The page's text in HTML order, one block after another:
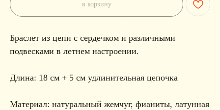
в корзину
Браслет из цепи с сердечком и различными
подвесками в летнем настроении.
Длина: 18 см + 5 см удлинительная цепочка
Материал: натуральный жемчуг, фианиты, латунная